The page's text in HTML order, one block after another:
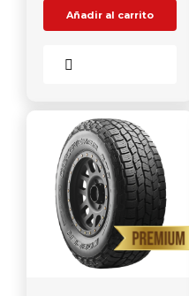
Añadir al carrito